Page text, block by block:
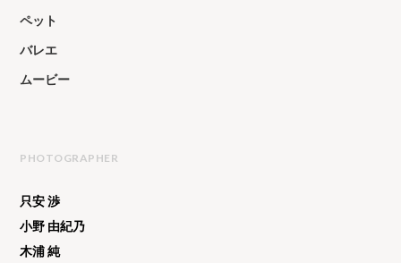
ペット
バレエ
ムービー
PHOTOGRAPHER
只安 渉
小野 由紀乃
木浦 純